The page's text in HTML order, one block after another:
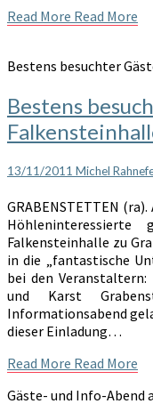
Read More Read More
Bestens besuchter
Bestens
13/11/2011 Michel
GRABENSTETTEN
Falkensteinhalle zu
in die „fantastische
bei den
und Karst
Informationsabend
dieser Einladung…
Read More Read More
Gäste- und Info-Abend